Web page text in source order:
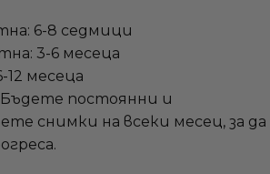
6-8 седмици
3-6 месеца
12 месеца
Бъдете постоянни и
снимки на всеки месец, за да